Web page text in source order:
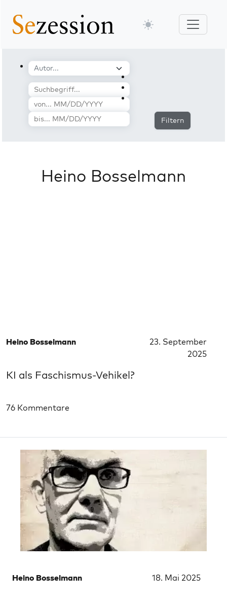
Filtern
Heino Bosselmann
Heino Bosselmann
23. September
2025
KI als Faschismus-Vehikel?
76 Kommentare
Heino Bosselmann 18. Mai 2025